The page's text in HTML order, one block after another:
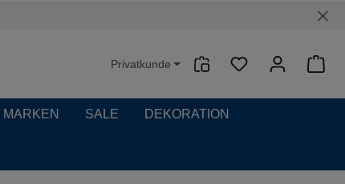
Privatkunde
MARKEN SALE DEKORATION